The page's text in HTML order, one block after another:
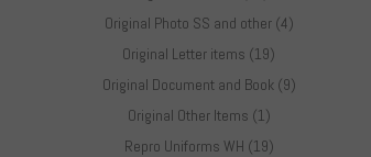
Original Photo SS and other (4)
Original Letter items (19)
Original Document and Book (9)
Original Other Items (1)
Repro Uniforms WH (19)